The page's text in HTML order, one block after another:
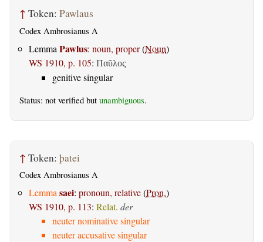
↑ Token: Pawlaus
Codex Ambrosianus A
Lemma Pawlus: noun, proper(Noun)
WS 1910, p. 105: Παῦλος
genitive singular
Status: not verified but unambiguous.
↑ Token: þatei
Codex Ambrosianus A
Lemmasaei: pronoun, relative(Pron.)
WS 1910, p. 113: Relat. der
neuter nominative singular
neuter accusative singular